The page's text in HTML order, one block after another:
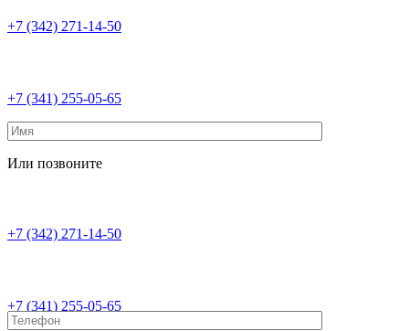
+7 (342) 271-14-50
+7 (341) 255-05-65
Или позвоните
+7 (342) 271-14-50
+7 (341) 255-05-65